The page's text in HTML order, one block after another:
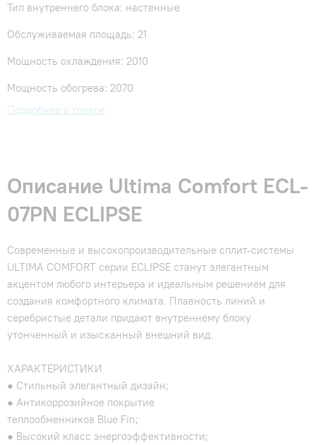
Тип внутреннего блока: настенные
Обслуживаемая площадь: 21
Мощность охлаждения: 2010
Мощность обогрева: 2070
Подробнее о товаре
Описание Ultima Comfort ECL-
07PN ECLIPSE
Современные и высокопроизводительные сплит-системы
ULTIMA COMFORT серии ECLIPSE станут элегантным
акцентом любого интерьера и идеальным решением для
создания комфортного климата. Плавность линий и
серебристые детали придают внутреннему блоку
утонченный и изысканный внешний вид.
ХАРАКТЕРИСТИКИ
● Стильный элегантный дизайн;
● Антикоррозийное покрытие
теплообменников Blue Fin;
● Высокий класс энергоэффективности;